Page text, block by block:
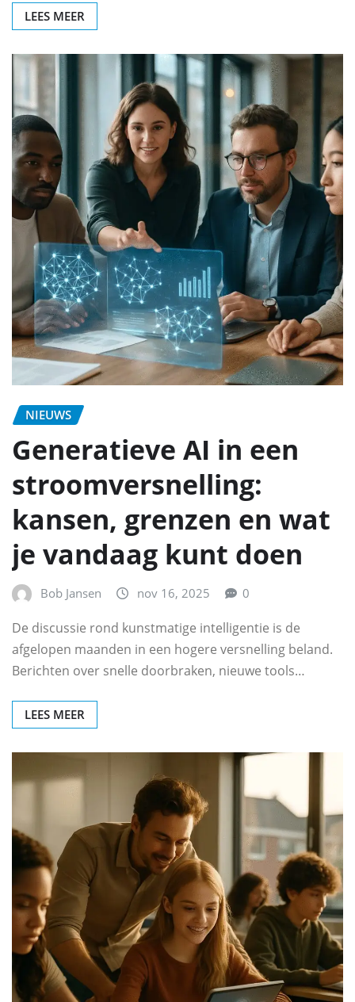
LEES MEER
NIEUWS
Generatieve AI in een
stroomversnelling:
kansen, grenzen en wat
je vandaag kunt doen
Bob Jansen nov 16, 2025 0
De discussie rond kunstmatige intelligentie is de
afgelopen maanden in een hogere versnelling beland.
Berichten over snelle doorbraken, nieuwe tools…
LEES MEER